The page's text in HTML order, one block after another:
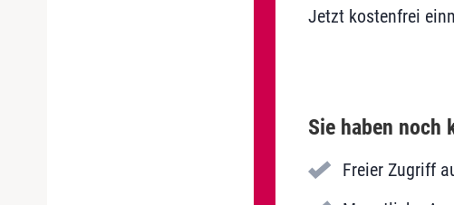
Jetzt kostenfrei
Sie haben noch
Freier Zugriff